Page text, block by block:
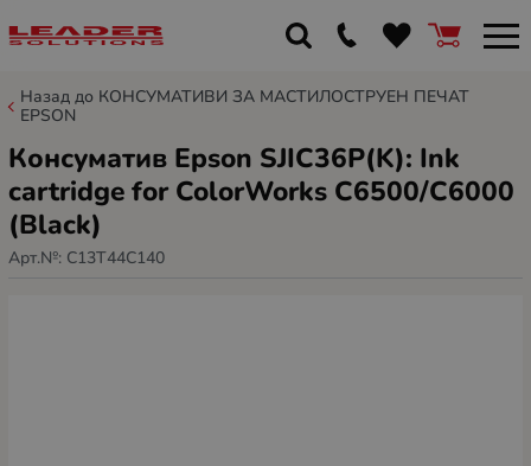
Назад до КОНСУМАТИВИ ЗА МАСТИЛОСТРУЕН ПЕЧАТ
EPSON
Консуматив Epson SJIC36P(K): Ink
cartridge for ColorWorks C6500/C6000
(Black)
Арт.№: C13T44C140